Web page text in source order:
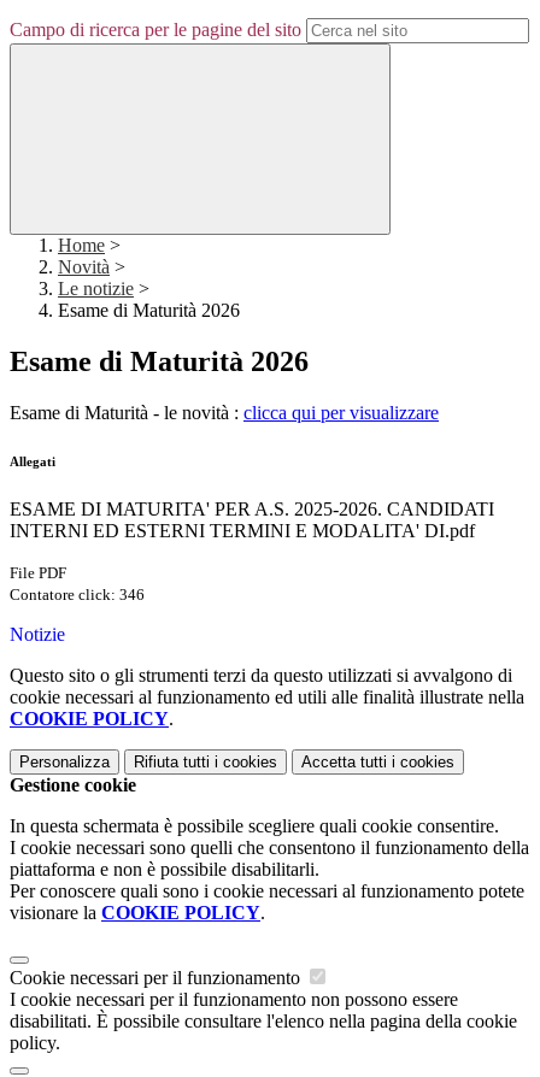
Campo di ricerca per le pagine del sito
Home >
Novità >
Le notizie >
Esame di Maturità 2026
Esame di Maturità 2026
Esame di Maturità - le novità : clicca qui per visualizzare
Allegati
ESAME DI MATURITA' PER A.S. 2025-2026. CANDIDATI
INTERNI ED ESTERNI TERMINI E MODALITA' DI.pdf
File PDF
Contatore click: 346
Notizie
Questo sito o gli strumenti terzi da questo utilizzati si avvalgono di
cookie necessari al funzionamento ed utili alle finalità illustrate nella
COOKIE POLICY.
Personalizza Rifiuta tutti i cookies Accetta tutti i cookies
Gestione cookie
In questa schermata è possibile scegliere quali cookie consentire.
I cookie necessari sono quelli che consentono il funzionamento della
piattaforma e non è possibile disabilitarli.
Per conoscere quali sono i cookie necessari al funzionamento potete
visionare la COOKIE POLICY.
Cookie necessari per il funzionamento
I cookie necessari per il funzionamento non possono essere
disabilitati. È possibile consultare l'elenco nella pagina della cookie
policy.